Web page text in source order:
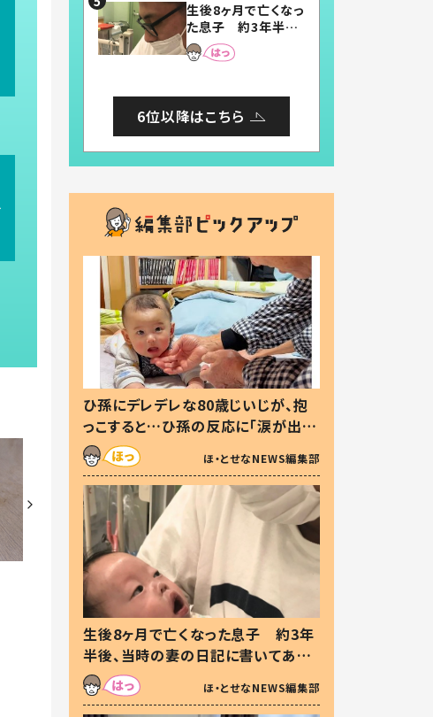
まらない」「幸せにな
れる」
生後8ヶ月で亡くなっ
た息子 約3年半
後、当時の妻の日記
に書いてあった本音
6位以降はこちら
ひ孫にデレデレな80歳じいじが、抱
っこすると…ひ孫の反応に「涙が出ま
した」「可愛くて仕方ない」
ほ・とせなNEWS編集部
生後8ヶ月で亡くなった息子 約3年
半後、当時の妻の日記に書いてあっ
た本音とは
ほ・とせなNEWS編集部